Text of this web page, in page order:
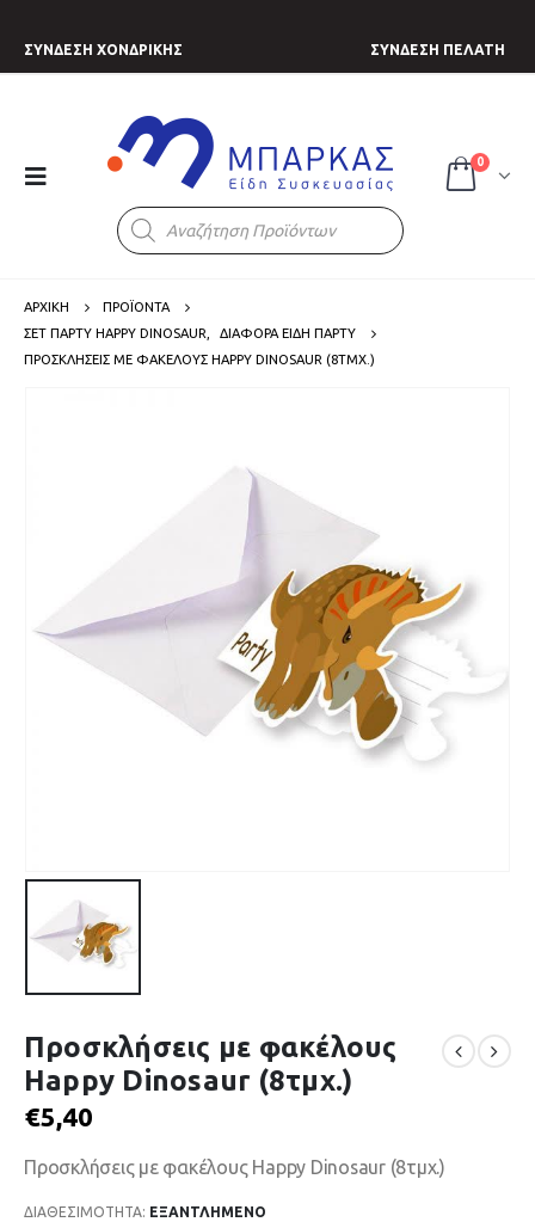
ΣΥΝΔΕΣΗ ΧΟΝΔΡΙΚΗΣ ΣΥΝΔΕΣΗ ΠΕΛΑΤΗ
Products
search
0
ΑΡΧΙΚΗ
ΠΡΟΪΟΝΤΑ
ΣΕΤ ΠΑΡΤΥ HAPPY DINOSAUR
ΔΙΑΦΟΡΑ ΕΙΔΗ ΠΑΡΤΥ
ΠΡΟΣΚΛΉΣΕΙΣ ΜΕ ΦΑΚΈΛΟΥΣ HAPPY DINOSAUR (8ΤΜΧ.)
Προσκλήσεις με φακέλους
Happy Dinosaur (8τμχ.)
€5,40
Προσκλήσεις με φακέλους Happy Dinosaur (8τμχ.)
ΔΙΑΘΕΣΙΜΌΤΗΤΑ: ΕΞΑΝΤΛΗΜΈΝΟ